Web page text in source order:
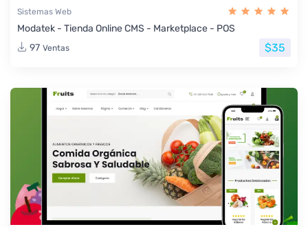
Sistemas Web
Modatek - Tienda Online CMS - Marketplace - POS
97 Ventas $35